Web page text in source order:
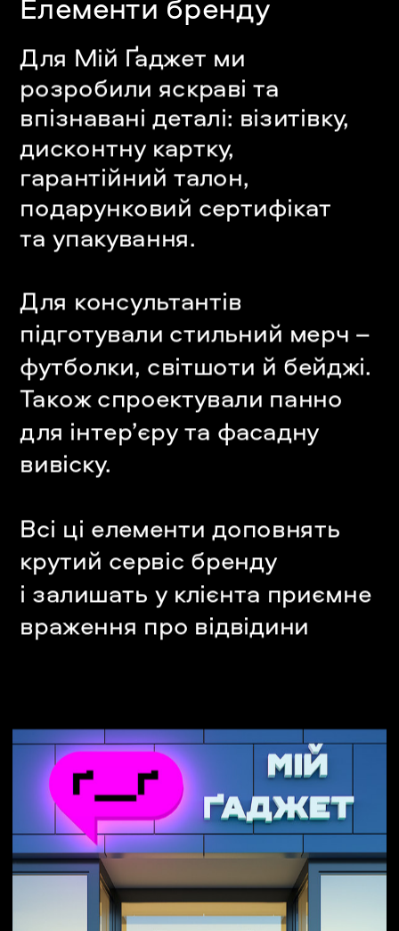
Для Мій Ґаджет ми
розробили яскраві та
впізнавані деталі: візитівку,
дисконтну картку,
гарантійний талон,
подарунковий сертифікат
та упакування.
Для консультантів
підготували стильний мерч –
футболки, світшоти й бейджі.
Також спроектували панно
для інтер’єру та фасадну
вивіску.
Всі ці елементи доповнять
крутий сервіс бренду
і залишать у клієнта приємне
враження про відвідини